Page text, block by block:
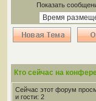
Показать
Кто сейчас на
Сейчас этот форум
и гости: 2